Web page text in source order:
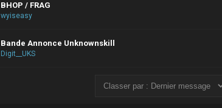
BHOP / FRAG
wyiseasy
Bande Annonce Unknownskill
Digit__UKS